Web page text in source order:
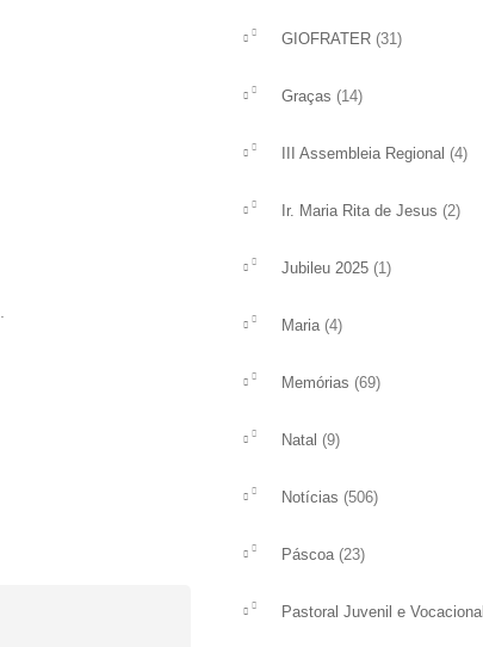
GIOFRATER (31)
Graças (14)
III Assembleia Regional (4)
Ir. Maria Rita de Jesus (2)
Jubileu 2025 (1)
Maria (4)
Memórias (69)
Natal (9)
Notícias (506)
Páscoa (23)
Pastoral Juvenil e Vocacional